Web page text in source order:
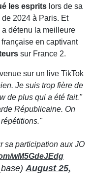
les esprits lors de sa
2024 à Paris. Et
détenu la meilleure
en captivant
sur France 2.
sur un live TikTok
Je suis trop fière de
de plus qui a été fait."
Républicaine. On
sa participation aux JO
wM5GdeJEdg
August 25,